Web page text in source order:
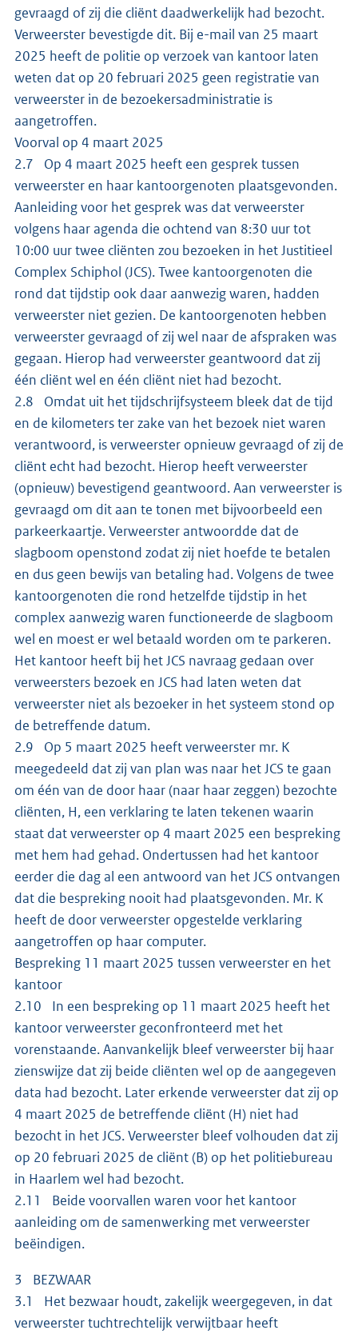
gevraagd of zij die cliënt daadwerkelijk had bezocht.
Verweerster bevestigde dit. Bij e-mail van 25 maart
2025 heeft de politie op verzoek van kantoor laten
weten dat op 20 februari 2025 geen registratie van
verweerster in de bezoekersadministratie is
aangetroffen.
Voorval op 4 maart 2025
2.7 Op 4 maart 2025 heeft een gesprek tussen
verweerster en haar kantoorgenoten plaatsgevonden.
Aanleiding voor het gesprek was dat verweerster
volgens haar agenda die ochtend van 8:30 uur tot
10:00 uur twee cliënten zou bezoeken in het Justitieel
Complex Schiphol (JCS). Twee kantoorgenoten die
rond dat tijdstip ook daar aanwezig waren, hadden
verweerster niet gezien. De kantoorgenoten hebben
verweerster gevraagd of zij wel naar de afspraken was
gegaan. Hierop had verweerster geantwoord dat zij
één cliënt wel en één cliënt niet had bezocht.
2.8 Omdat uit het tijdschrijfsysteem bleek dat de tijd
en de kilometers ter zake van het bezoek niet waren
verantwoord, is verweerster opnieuw gevraagd of zij de
cliënt echt had bezocht. Hierop heeft verweerster
(opnieuw) bevestigend geantwoord. Aan verweerster is
gevraagd om dit aan te tonen met bijvoorbeeld een
parkeerkaartje. Verweerster antwoordde dat de
slagboom openstond zodat zij niet hoefde te betalen
en dus geen bewijs van betaling had. Volgens de twee
kantoorgenoten die rond hetzelfde tijdstip in het
complex aanwezig waren functioneerde de slagboom
wel en moest er wel betaald worden om te parkeren.
Het kantoor heeft bij het JCS navraag gedaan over
verweersters bezoek en JCS had laten weten dat
verweerster niet als bezoeker in het systeem stond op
de betreffende datum.
2.9 Op 5 maart 2025 heeft verweerster mr. K
meegedeeld dat zij van plan was naar het JCS te gaan
om één van de door haar (naar haar zeggen) bezochte
cliënten, H, een verklaring te laten tekenen waarin
staat dat verweerster op 4 maart 2025 een bespreking
met hem had gehad. Ondertussen had het kantoor
eerder die dag al een antwoord van het JCS ontvangen
dat die bespreking nooit had plaatsgevonden. Mr. K
heeft de door verweerster opgestelde verklaring
aangetroffen op haar computer.
Bespreking 11 maart 2025 tussen verweerster en het
kantoor
2.10 In een bespreking op 11 maart 2025 heeft het
kantoor verweerster geconfronteerd met het
vorenstaande. Aanvankelijk bleef verweerster bij haar
zienswijze dat zij beide cliënten wel op de aangegeven
data had bezocht. Later erkende verweerster dat zij op
4 maart 2025 de betreffende cliënt (H) niet had
bezocht in het JCS. Verweerster bleef volhouden dat zij
op 20 februari 2025 de cliënt (B) op het politiebureau
in Haarlem wel had bezocht.
2.11 Beide voorvallen waren voor het kantoor
aanleiding om de samenwerking met verweerster
beëindigen.
3 BEZWAAR
3.1 Het bezwaar houdt, zakelijk weergegeven, in dat
verweerster tuchtrechtelijk verwijtbaar heeft